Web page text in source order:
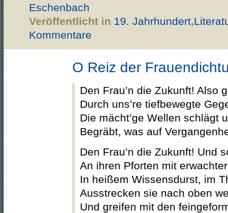
Eschenbach
Veröffentlicht in 19. Jahrhundert,
Kommentare
O Reiz der
Den Frau’n die Zukunft! Also
Durch uns’re tiefbewegte
Die mächt’ge Wellen schlägt
Begräbt, was auf
Den Frau’n die Zukunft! Und
An ihren Pforten mit
In heißem Wissensdurst, im
Ausstrecken sie nach oben
Und greifen mit den